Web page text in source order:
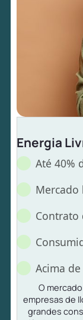
Energia
Até 40%
Mercado
Contrato
Acima
O
empresas de
grandes